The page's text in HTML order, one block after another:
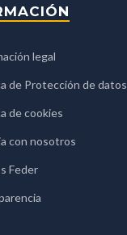
legal
de Protección de datos
de cookies
con nosotros
Feder